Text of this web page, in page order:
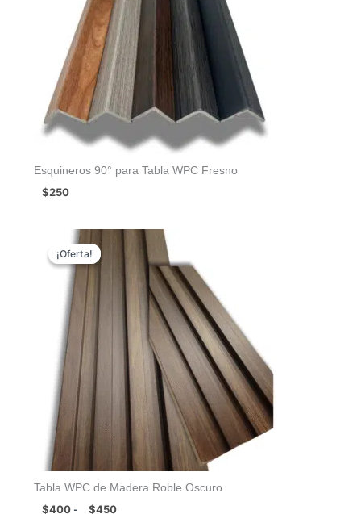
Esquineros 90° para Tabla WPC Fresno
$250
¡Oferta!
¡Oferta!
Tabla WPC de Madera Roble Oscuro
$400 - $450
Rango
precios:
desde